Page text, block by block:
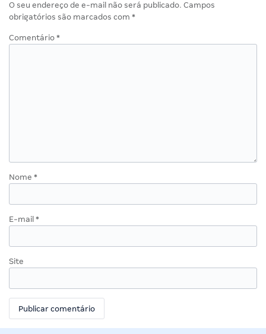
O seu endereço de e-mail não será publicado. Campos
obrigatórios são marcados com *
Comentário *
Nome *
E-mail *
Site